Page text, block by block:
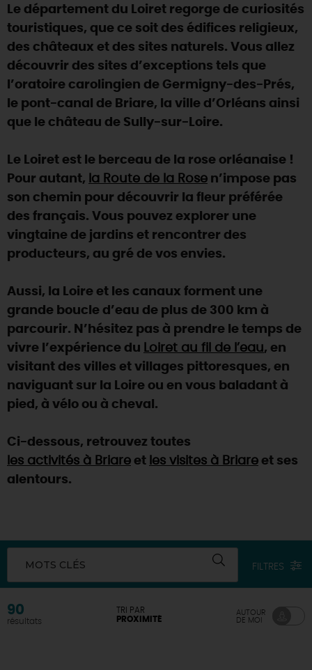
TOUTES LES ACTIVITÉS
Visitesgourmandes etcréatives
Vins etvignobles
Chic,une aire de pique-nique
Par ici les guinguettes
Que rapporter du Loiret ?
La Route desMétiers d'Art
Des vacances auprès des animaux 🐎
(re)Découvrir les coulisses de la Faïencerie de
Expérimenterles parcours Baludik🕵️
Programme des animations "Loiret au fil de l'eau"
Où sortir ?
AUJOURD'HUI
DEMAIN
CE WEEK-END
CETTE SEMAINE
SE REPÉRER,SE DÉPLACER
INFOS & SERVICES
RÉSERVERMAINTENANT
Le département du Loiret regorge de curiosités
touristiques, que ce soit des édifices religieux,
des châteaux et des sites naturels. Vous allez
découvrir des sites d’exceptions tels que
l’oratoire carolingien de Germigny-des-Prés,
le pont-canal de Briare, la ville d’Orléans ainsi
que le château de Sully-sur-Loire.
Le Loiret est le berceau de la rose orléanaise !
Pour autant, la Route de la Rose n’impose pas
son chemin pour découvrir la fleur préférée
des français. Vous pouvez explorer une
vingtaine de jardins et rencontrer des
producteurs, au gré de vos envies.
Aussi, la Loire et les canaux forment une
grande boucle d’eau de plus de 300 km à
parcourir. N’hésitez pas à prendre le temps de
vivre l’expérience du Loiret au fil de l’eau, en
visitant des villes et villages pittoresques, en
naviguant sur la Loire ou en vous baladant à
pied, à vélo ou à cheval.
Ci-dessous, retrouvez toutes
les activités à Briare et les visites à Briare et ses
alentours.
MOTS CLÉS FILTRES
90
résultats
TRI PAR
PROXIMITÉ
AUTOUR
DE MOI